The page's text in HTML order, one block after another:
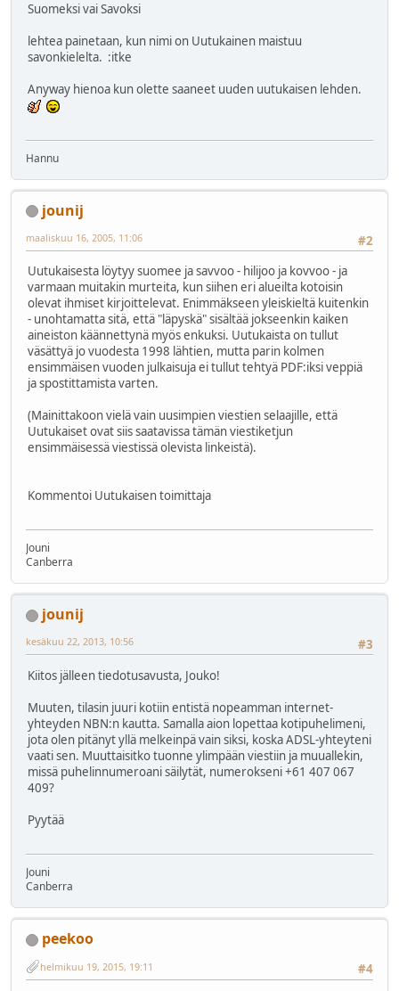
Suomeksi vai Savoksi
lehtea painetaan, kun nimi on Uutukainen maistuu
savonkielelta. :itke
Anyway hienoa kun olette saaneet uuden uutukaisen lehden.
Hannu
jounij
#2
maaliskuu 16, 2005, 11:06
Uutukaisesta löytyy suomee ja savvoo - hilijoo ja kovvoo - ja
varmaan muitakin murteita, kun siihen eri alueilta kotoisin
olevat ihmiset kirjoittelevat. Enimmäkseen yleiskieltä kuitenkin
- unohtamatta sitä, että "läpyskä" sisältää jokseenkin kaiken
aineiston käännettynä myös enkuksi. Uutukaista on tullut
väsättyä jo vuodesta 1998 lähtien, mutta parin kolmen
ensimmäisen vuoden julkaisuja ei tullut tehtyä PDF:iksi veppiä
ja spostittamista varten.
(Mainittakoon vielä vain uusimpien viestien selaajille, että
Uutukaiset ovat siis saatavissa tämän viestiketjun
ensimmäisessä viestissä olevista linkeistä).
Kommentoi Uutukaisen toimittaja
Jouni
Canberra
jounij
#3
kesäkuu 22, 2013, 10:56
Kiitos jälleen tiedotusavusta, Jouko!
Muuten, tilasin juuri kotiin entistä nopeamman internet-
yhteyden NBN:n kautta. Samalla aion lopettaa kotipuhelimeni,
jota olen pitänyt yllä melkeinpä vain siksi, koska ADSL-yhteyteni
vaati sen. Muuttaisitko tuonne ylimpään viestiin ja muuallekin,
missä puhelinnumeroani säilytät, numerokseni +61 407 067
409?
Pyytää
Jouni
Canberra
peekoo
#4
helmikuu 19, 2015, 19:11